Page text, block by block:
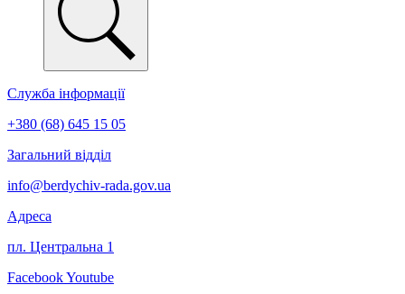
Служба інформації
+380 (68) 645 15 05
Загальний відділ
info@berdychiv-rada.gov.ua
Адреса
пл. Центральна 1
FacebookYoutube